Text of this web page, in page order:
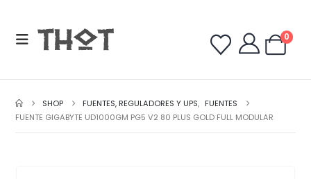
0
SHOP FUENTES, REGULADORES Y UPS, FUENTES
FUENTE GIGABYTE UD1000GM PG5 V2 80 PLUS GOLD FULL MODULAR